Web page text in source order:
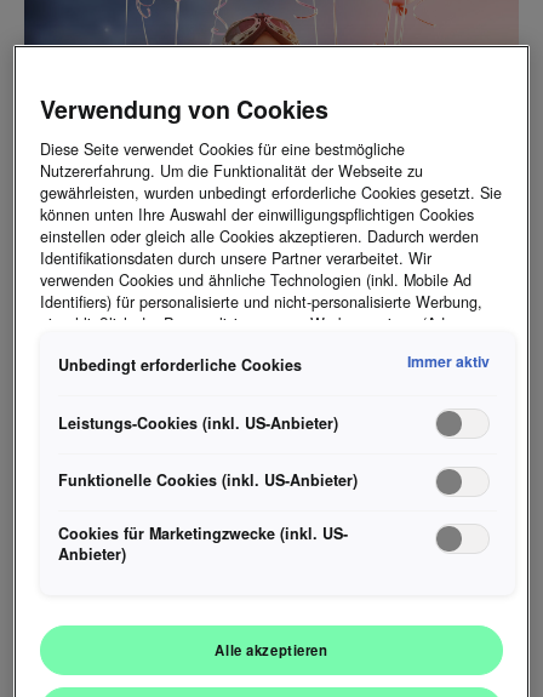
Move On Junior
Ausgabe 1 | 25
130 Jahre Škoda: Bedeutende Meilensteine
für das Automobil und die Welt
Verwendung von Cookies
Diese Seite verwendet Cookies für eine bestmögliche
Nutzererfahrung. Um die Funktionalität der Webseite zu
gewährleisten, wurden unbedingt erforderliche Cookies gesetzt. Sie
können unten Ihre Auswahl der einwilligungspflichtigen Cookies
einstellen oder gleich alle Cookies akzeptieren. Dadurch werden
Identifikationsdaten durch unsere Partner verarbeitet. Wir
verwenden Cookies und ähnliche Technologien (inkl. Mobile Ad
Identifiers) für personalisierte und nicht-personalisierte Werbung,
einschließlich der Personalisierung von Werbeanzeigen (Ads
Hinweis zur gemäß Art 49 Abs 1 lit a) DSGVO
ausgeschlossen werden, dass Google Irland als unser
(insbesondere dort an die Google LLC) weitergibt. In den USA
Angemessenheitsbeschluss der Europäischen Kommission. Hieraus
können sich für Sie Risiken ergeben, weil Sie Ihre Rechte als
ausgeschlossen werden kann, dass aufgrund aktueller Gesetze US-
Sicherheitsbehörden einen Zugriff auf Daten erlangen können,
wobei Eingriffe in Ihre persönlichen Rechte und Freiheiten nicht auf
Unbedingt erforderliche Cookies Immer aktiv
Leistungs-Cookies (inkl. US-Anbieter)
Funktionelle Cookies (inkl. US-Anbieter)
Cookies für Marketingzwecke (inkl. US-
Anbieter)
Alle akzeptieren